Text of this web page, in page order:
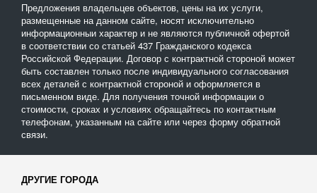
Предложения владельцев объектов, цены на их услуги,
размещенные на данном сайте, носят исключительно
информационныи характер и не являются публичной офертой
в соответствии со статьей 437 Гражданского кодекса
Российской Федерации. Договор с контрактной стороной может
быть составлен только после индивидуального согласования
всех деталей с контрактной стороной и оформляется в
письменном виде. Для получения точной информации о
стоимости, сроках и условиях обращайтесь по контактным
телефонам, указанным на сайте или через форму обратной
связи.
ДРУГИЕ ГОРОДА